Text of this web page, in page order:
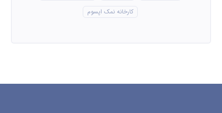
کارخانه نمک اپسوم